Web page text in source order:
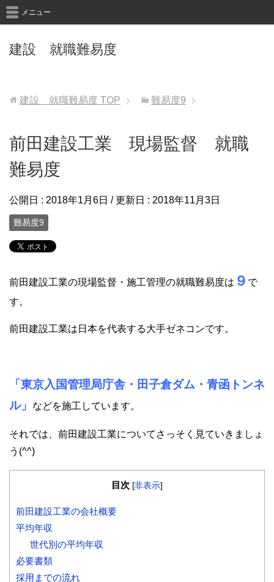
建設 就職難易度
メニュー
建設 就職難易度 TOP 難易度9
前田建設工業 現場監督 就職
難易度
公開日 : 2018年1月6日 / 更新日 : 2018年11月3日
難易度9
前田建設工業の現場監督・施工管理の就職難易度は ９ で
す。
前田建設工業は日本を代表する大手ゼネコンです。
「東京入国管理局庁舎・田子倉ダム・青函トンネ
ル」
などを施工しています。
それでは、前田建設工業についてさっそく見ていきましょ
う(^^)
目次 [非表示]
前田建設工業の会社概要
平均年収
世代別の平均年収
必要書類
採用までの流れ